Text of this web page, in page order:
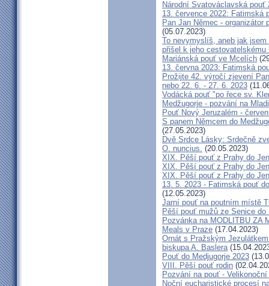
Národní Svatováclavská pouť
13. července 2022: Fatimská
Pan Jan Němec -
(05.07.2023)
To nevymyslíš, aneb jak
přišel k jeho cestovatelskému
Mariánská pouť ve Mcelích
13. června 2023: Fatimská
Prožijte 42. výročí zjevení
nebo 22. 6. - 27. 6. 2023
Vodácká pouť "po řece sv.
Medžugorje - pozvání na
Pouť Nový Jeruzalém -
S panem Němcem do
(27.05.2023)
Dvě Srdce Lásky: Srdečně
O. nuncius. (20.05.2023)
XIX. Pěší pouť z Prahy do
XIX. Pěší pouť z Prahy do
XIX. Pěší pouť z Prahy do
13. 5. 2023 - Fatimská pouť
(12.05.2023)
Jarní pouť na poutním místě
Pěší pouť mužů ze Senice do
Pozvánka na MODLITBU ZA
Meals v Praze (17.04.2023)
Ornát s Pražským
biskupa A. Baslera
Pouť do Medjugorje 2023
VIII. Pěší pouť rodin
Pozvání na pouť -
Noční eucharistické procesí